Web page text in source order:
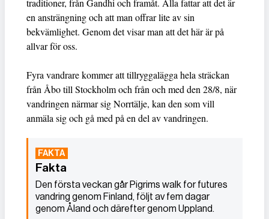
traditioner, från Gandhi och framåt. Alla fattar att det är
en ansträngning och att man offrar lite av sin
bekvämlighet. Genom det visar man att det här är på
allvar för oss.
Fyra vandrare kommer att tillryggalägga hela sträckan
från Åbo till Stockholm och från och med den 28/8, när
vandringen närmar sig Norrtälje, kan den som vill
anmäla sig och gå med på en del av vandringen.
Fakta
Den första veckan går Pigrims walk for futures
vandring genom Finland, följt av fem dagar
genom Åland och därefter genom Uppland.